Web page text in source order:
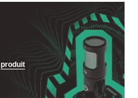
produit